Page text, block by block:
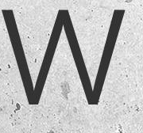
گالری
وبلاگ
تماس با ما